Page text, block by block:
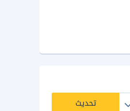
تحديث